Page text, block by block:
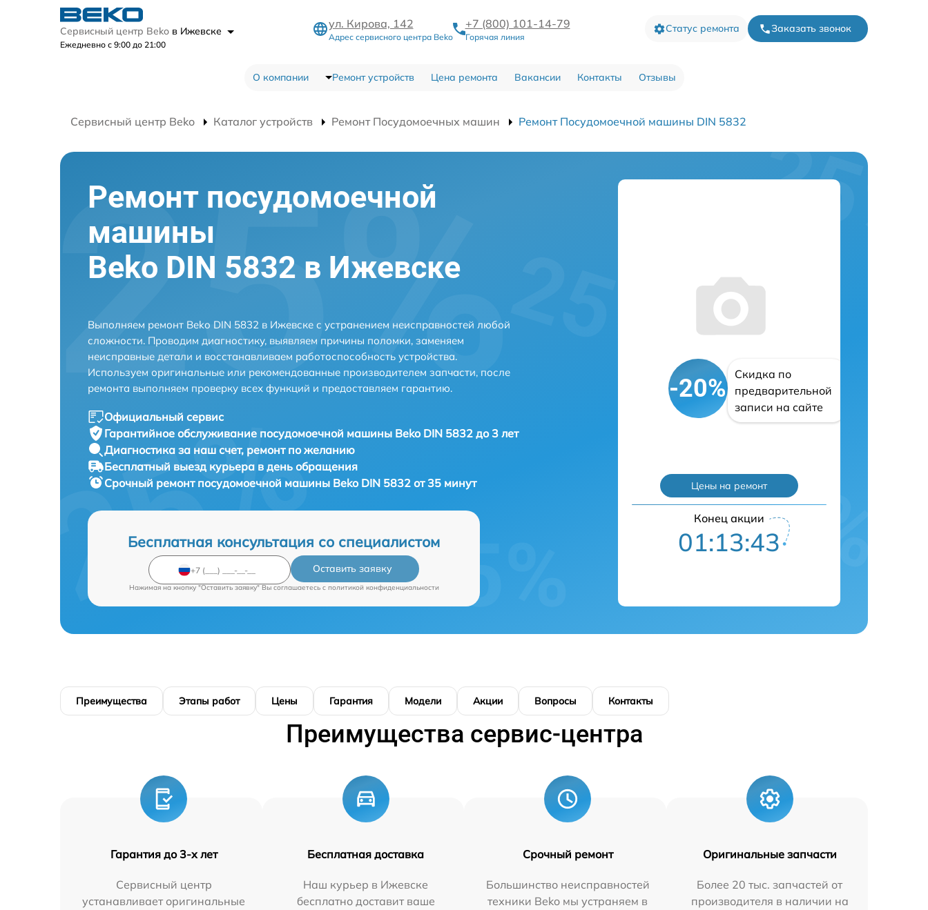
Сервисный центр Beko в Ижевске
Ежедневно с 9:00 до 21:00
ул. Кирова, 142
Адрес сервисного центра Beko
+7 (800) 101-14-79
Горячая линия
Статус ремонта Заказать звонок
О компании Ремонт устройств Цена ремонта Вакансии Контакты Отзывы
Сервисный центр Beko Каталог устройств Ремонт Посудомоечных машин Ремонт Посудомоечной машины DIN 5832
Ремонт посудомоечной
машины
Beko DIN 5832 в Ижевске
Выполняем ремонт Beko DIN 5832 в Ижевске с устранением неисправностей любой
сложности. Проводим диагностику, выявляем причины поломки, заменяем
неисправные детали и восстанавливаем работоспособность устройства.
Используем оригинальные или рекомендованные производителем запчасти, после
ремонта выполняем проверку всех функций и предоставляем гарантию.
Официальный сервис
Гарантийное обслуживание посудомоечной машины Beko DIN 5832 до 3 лет
Диагностика за наш счет, ремонт по желанию
Бесплатный выезд курьера в день обращения
Срочный ремонт посудомоечной машины Beko DIN 5832 от 35 минут
Бесплатная консультация со специалистом
Оставить заявку
Нажимая на кнопку "Оставить заявку" Вы соглашаетесь c политикой конфиденциальности
-20%
Скидка по
предварительной
записи на сайте
Цены на ремонт
Конец акции
01:13:42
Преимущества Этапы работ Цены Гарантия Модели Акции Вопросы Контакты
Преимущества сервис-центра
Гарантия до 3-х лет
Сервисный центр
устанавливает оригинальные
Бесплатная доставка
Наш курьер в Ижевске
бесплатно доставит ваше
Срочный ремонт
Большинство неисправностей
техники Beko мы устраняем в
Оригинальные запчасти
Более 20 тыс. запчастей от
производителя в наличии на